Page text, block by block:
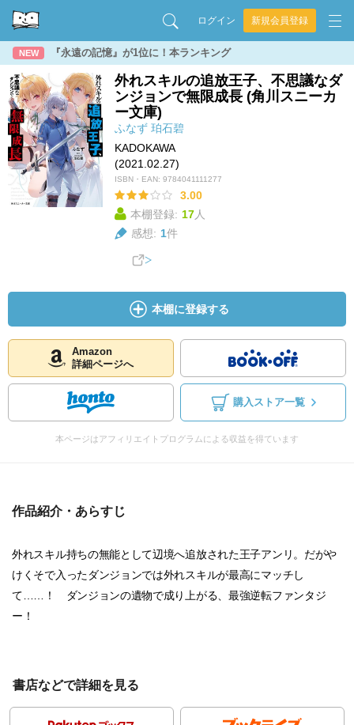
ログイン 新規会員登録
NEW 『永遠の記憶』が1位に！本ランキング
外れスキルの追放王子、不思議なダ
ンジョンで無限成長 (角川スニーカ
ー文庫)
ふなず 珀石碧
KADOKAWA
(2021.02.27)
ISBN・EAN: 9784041111277
3.00
本棚登録: 17人
感想: 1件
本棚に登録する
Amazon
詳細ページへ
購入ストア一覧
本ページはアフィリエイトプログラムによる収益を得ています
作品紹介・あらすじ
外れスキル持ちの無能として辺境へ追放された王子アンリ。だがや
けくそで入ったダンジョンでは外れスキルが最高にマッチし
て……！ ダンジョンの遺物で成り上がる、最強逆転ファンタジ
ー！
書店などで詳細を見る